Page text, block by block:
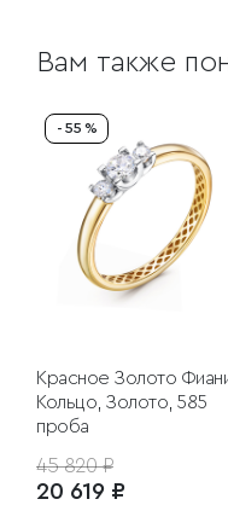
Вам также
- 55 %
Красное Золото
Кольцо, Золото, 585
проба
45 820 ₽
20 619 ₽